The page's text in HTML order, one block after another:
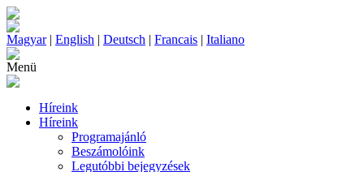
Magyar| English | Deutsch | Francais | Italiano
Menü
Híreink
Híreink
Programajánló
Beszámolóink
Legutóbbi bejegyzések